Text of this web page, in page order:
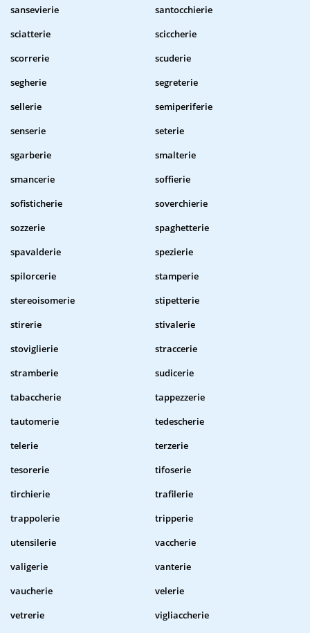
sansevierie
santocchierie
sciatterie
sciccherie
scorrerie
scuderie
segherie
segreterie
sellerie
semiperiferie
senserie
seterie
sgarberie
smalterie
smancerie
soffierie
sofisticherie
soverchierie
sozzerie
spaghetterie
spavalderie
spezierie
spilorcerie
stamperie
stereoisomerie
stipetterie
stirerie
stivalerie
stoviglierie
straccerie
stramberie
sudicerie
tabaccherie
tappezzerie
tautomerie
tedescherie
telerie
terzerie
tesorerie
tifoserie
tirchierie
trafilerie
trappolerie
tripperie
utensilerie
vaccherie
valigerie
vanterie
vaucherie
velerie
vetrerie
vigliaccherie